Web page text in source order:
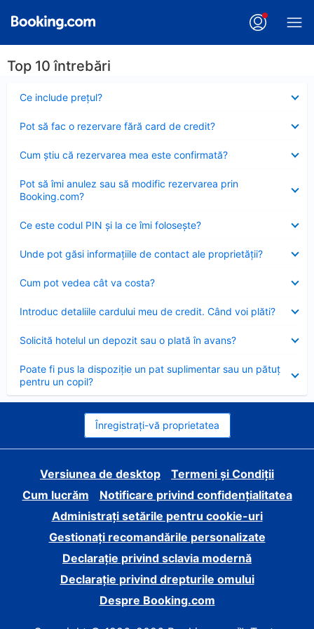
Top 10 întrebări
Ce include preţul?
închis
Pot să fac o rezervare fără card de credit?
închis
Cum ştiu că rezervarea mea este confirmată?
închis
Pot să îmi anulez sau să modific rezervarea prin
Booking.com?
închis
Ce este codul PIN şi la ce îmi foloseşte?
închis
Unde pot găsi informațiile de contact ale proprietății?
închis
Cum pot vedea cât va costa?
închis
Introduc detaliile cardului meu de credit. Când voi plăti?
închis
Solicită hotelul un depozit sau o plată în avans?
închis
Poate fi pus la dispoziție un pat suplimentar sau un pătuț
pentru un copil?
închis
Înregistrați-vă proprietatea
Versiunea de desktop
Termeni și Condiții
Cum lucrăm
Notificare privind confidențialitatea
Administrați setările pentru cookie-uri
Gestionați recomandările personalizate
Declarație privind sclavia modernă
Declarație privind drepturile omului
Despre Booking.com